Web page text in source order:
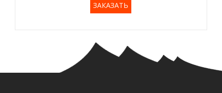
ЗАКАЗАТЬ